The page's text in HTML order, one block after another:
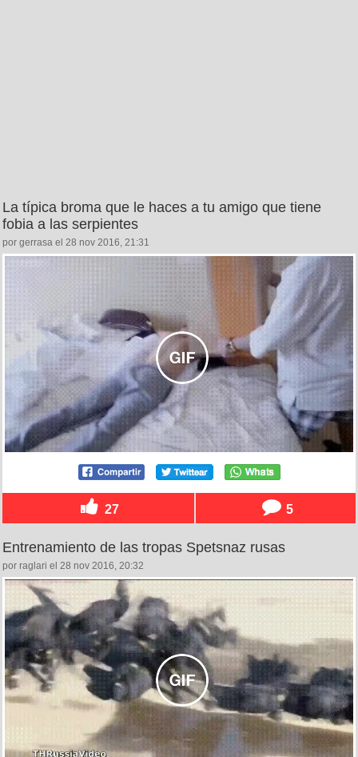
La típica broma que le haces a tu amigo que tiene
fobia a las serpientes
por gerrasa el 28 nov 2016, 21:31
27 5
Entrenamiento de las tropas Spetsnaz rusas
por raglari el 28 nov 2016, 20:32